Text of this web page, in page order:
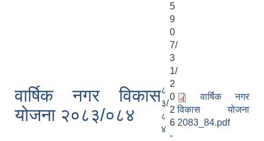
5
9
वार्षिक नगर विकास
योजना २०८३/०८४
८
३/
८
४
0
7/
3
1/
2
0
2
6
-
वार्षिक नगर
विकास योजना
2083_84.pdf